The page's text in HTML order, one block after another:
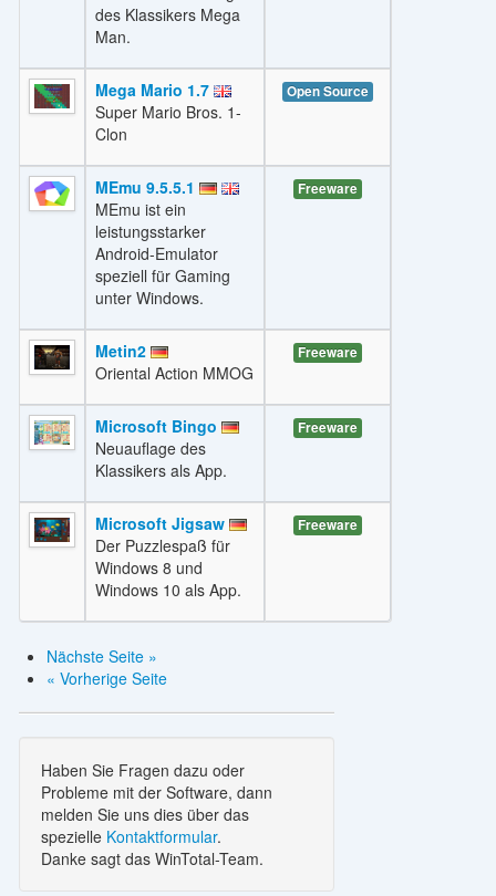
des Klassikers Mega
Man.
Mega Mario 1.7
Super Mario Bros. 1-
Clon
Open Source
MEmu 9.5.5.1
MEmu ist ein
leistungsstarker
Android-Emulator
speziell für Gaming
unter Windows.
Freeware
Metin2
Oriental Action MMOG
Freeware
Microsoft Bingo
Neuauflage des
Klassikers als App.
Freeware
Microsoft Jigsaw
Der Puzzlespaß für
Windows 8 und
Windows 10 als App.
Freeware
Nächste Seite »
« Vorherige Seite
Haben Sie Fragen dazu oder
Probleme mit der Software, dann
melden Sie uns dies über das
spezielle Kontaktformular.
Danke sagt das WinTotal-Team.